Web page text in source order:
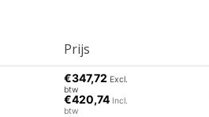
Prijs
€347,72 Excl.
btw
€420,74 Incl.
btw